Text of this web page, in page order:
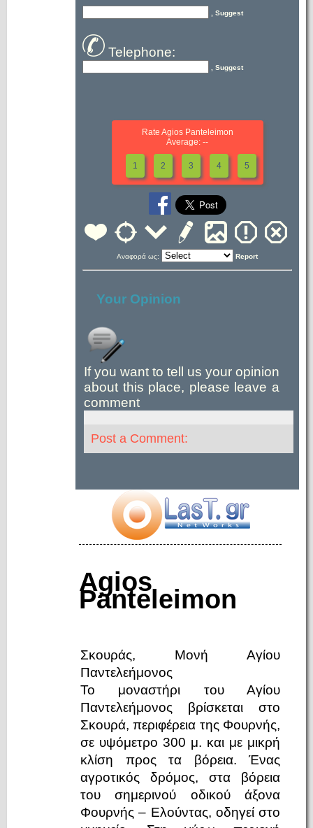
, Suggest
Telephone:
, Suggest
Rate Agios Panteleimon
Average: --
1 2 3 4 5
Αναφορά ως: Report
Your Opinion
If you want to tell us your opinion
about this place, please leave a
comment
Post a Comment:
Agios
Panteleimon
Σκουράς, Μονή Αγίου
Παντελεήμονoς
Το μοναστήρι του Αγίου
Παντελεήμονος βρίσκεται στο
Σκουρά, περιφέρεια της Φουρνής,
σε υψόμετρο 300 μ. και με μικρή
κλίση προς τα βόρεια. Ένας
αγροτικός δρόμος, στα βόρεια
του σημερινού οδικού άξονα
Φουρνής – Ελούντας, οδηγεί στο